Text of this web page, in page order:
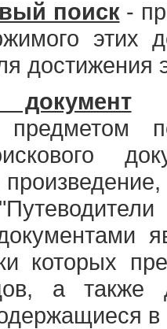
поиск-
этих
достижения
-
которых
а также
в